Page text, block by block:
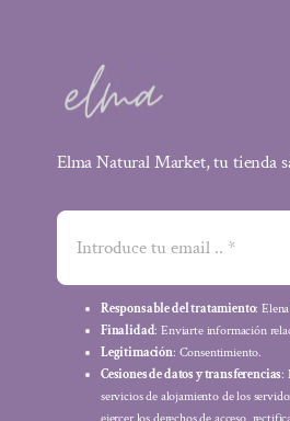
Elma Natural Market, tu tienda
Responsable del tratamiento:
Finalidad: Enviarte información
Legitimación: Consentimiento.
Cesiones de datos y transferencias:
servicios de alojamiento de los